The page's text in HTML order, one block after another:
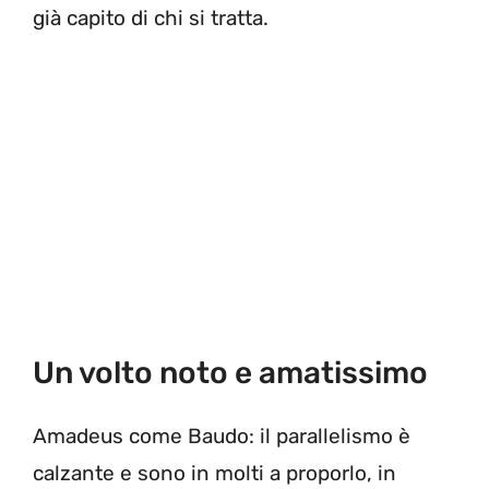
già capito di chi si tratta.
Un volto noto e amatissimo
Amadeus come Baudo: il parallelismo è
calzante e sono in molti a proporlo, in